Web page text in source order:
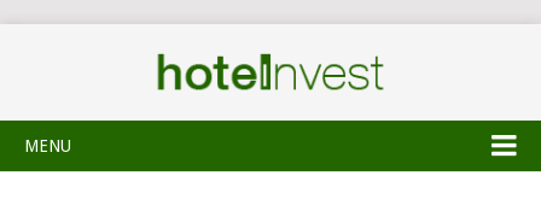
MENU